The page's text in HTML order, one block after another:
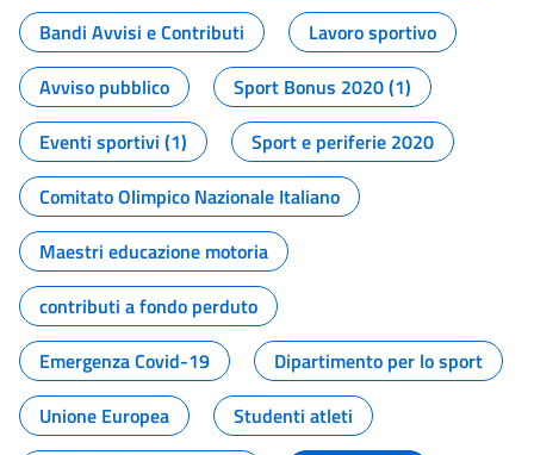
Bandi Avvisi e Contributi
Lavoro sportivo
Avviso pubblico
Sport Bonus 2020 (1)
Eventi sportivi (1)
Sport e periferie 2020
Comitato Olimpico Nazionale Italiano
Maestri educazione motoria
contributi a fondo perduto
Emergenza Covid-19
Dipartimento per lo sport
Unione Europea
Studenti atleti